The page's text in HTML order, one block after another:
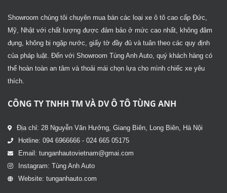
Showroom chúng tôi chuyên mua bán các loại xe ô tô cao cấp Đức,
Mỹ, Nhật với chất lượng được đảm bảo ở mức cao nhất, không đâm
đụng, không bị ngập nước, giấy tờ đầy đủ và tuân theo các quy định
của pháp luật. Đến với Showroom Tùng Anh Auto, quý khách hàng có
thể hoàn toàn an tâm và thoải mái chọn lựa cho mình chiếc xe yêu
thích.
CÔNG TY TNHH TM VÀ DV Ô TÔ TÙNG ANH
Địa chỉ: 28 Nguyễn Văn Hưởng, Giang Biên, Long Biên, Hà Nội
Hotline: 094 6966666 - 024 665 05175
Email: tunganhautovietnam@gmai.com
Instagram: Tùng Anh Auto
Website: tunganhauto.com